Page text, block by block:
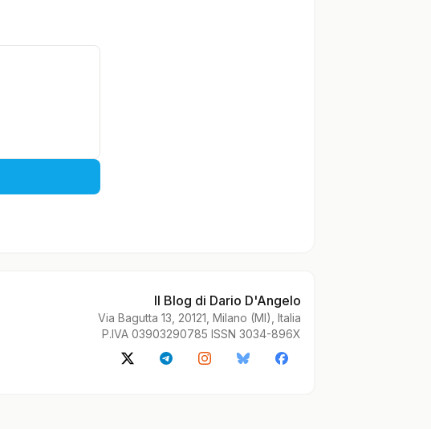
Il Blog di Dario D'Angelo
Via Bagutta 13, 20121, Milano (MI), Italia
P.IVA 03903290785 ISSN 3034-896X